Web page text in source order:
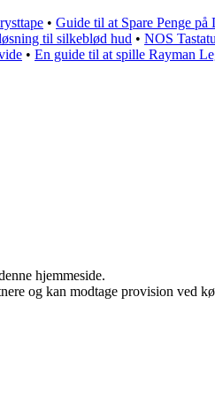
• Guide til at Spare Penge
til silkeblød hud • NOS
• En guide til at spille Rayman
hjemmeside.
og kan modtage provision ved